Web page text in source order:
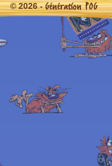
© 2026 -Génération POG